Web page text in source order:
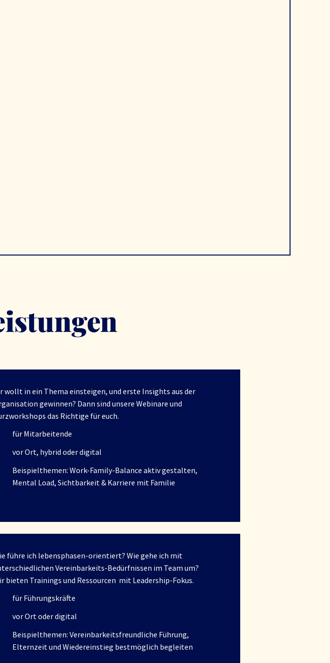
wollt in ein Thema einsteigen, und erste Insights aus der
gewinnen? Dann sind unsere Webinare und
das Richtige für euch.
für Mitarbeitende
vor Ort, hybrid oder digital
Beispielthemen: Work-Family-Balance aktiv gestalten,
Mental Load, Sichtbarkeit & Karriere mit Familie
führe ich lebensphasen-orientiert? Wie gehe ich mit
Vereinbarkeits-Bedürfnissen im Team um?
bieten Trainings und Ressourcen mit Leadership-Fokus.
für Führungskräfte
vor Ort oder digital
Beispielthemen: Vereinbarkeitsfreundliche Führung,
Elternzeit und Wiedereinstieg bestmöglich begleiten